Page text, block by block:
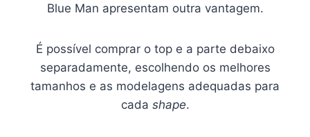
Blue Man apresentam outra vantagem.
É possível comprar o top e a parte debaixo
separadamente, escolhendo os melhores
tamanhos e as modelagens adequadas para
cada shape.